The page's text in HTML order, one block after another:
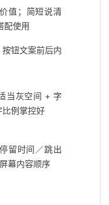
值；简短说清
配使用
钮文案前后内
当灰空间 + 字
例掌控好
留时间／跳出
幕内容顺序